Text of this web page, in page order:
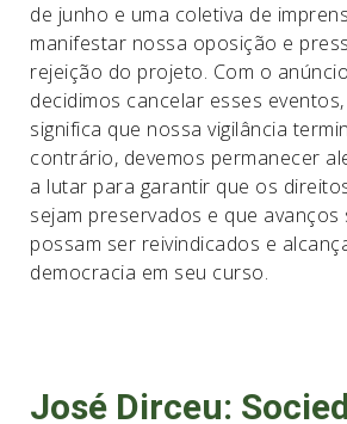
de junho e uma coletiva de
manifestar nossa oposição e
rejeição do projeto. Com o
decidimos cancelar esses
significa que nossa vigilância
contrário, devemos permanecer
a lutar para garantir que os
sejam preservados e que avanços
possam ser reivindicados e
democracia em seu curso.
José Dirceu: